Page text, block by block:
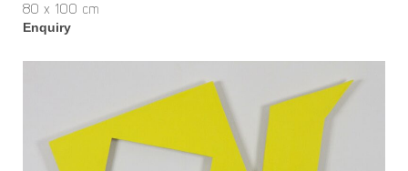
80 x 100 cm
Enquiry